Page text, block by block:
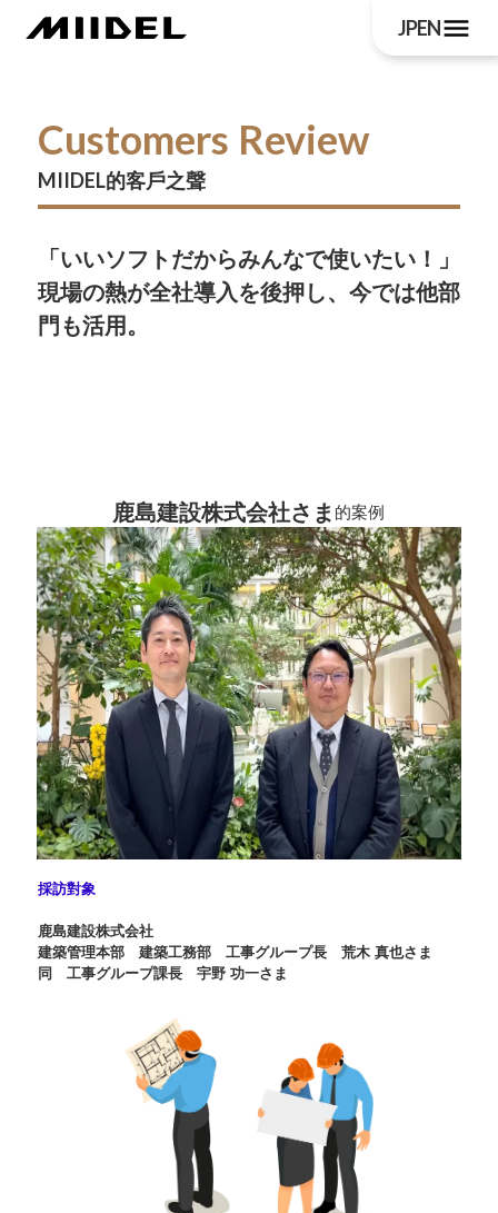
Customers Review
MIIDEL的客戶之聲
「いいソフトだからみんなで使いたい！」
現場の熱が全社導入を後押し、今では他部
門も活用。
鹿島建設株式会社さま 的案例
採訪對象
鹿島建設株式会社
建築管理本部 建築工務部 工事グループ長 荒木 真也さま
同 工事グループ課長 宇野 功一さま
JPENmenu